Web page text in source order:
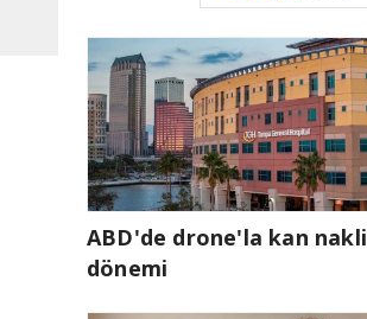
ABD'de drone'la kan nakli
dönemi